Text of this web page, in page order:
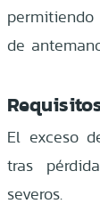
de
El exceso
tras
severos.